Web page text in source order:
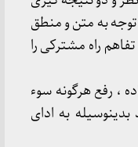
به متن و منطق
راه مشترکی را
، رفع هرگونه سوء
به ادای